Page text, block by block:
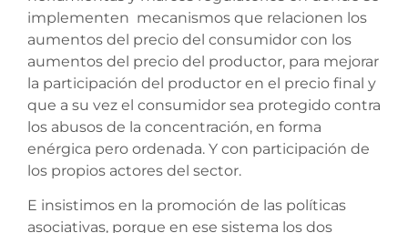
implementen mecanismos que relacionen los
aumentos del precio del consumidor con los
aumentos del precio del productor, para mejorar
la participación del productor en el precio final y
que a su vez el consumidor sea protegido contra
los abusos de la concentración, en forma
enérgica pero ordenada. Y con participación de
los propios actores del sector.
E insistimos en la promoción de las políticas
asociativas, porque en ese sistema los dos